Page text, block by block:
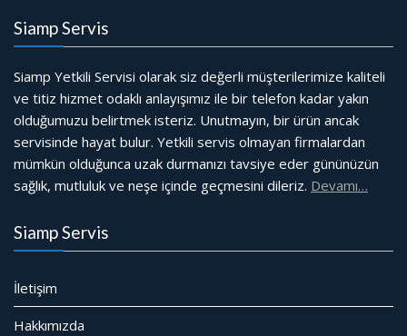
Siamp Servis
Siamp Yetkili Servisi olarak siz değerli müşterilerimize kaliteli
ve titiz hizmet odaklı anlayışımız ile bir telefon kadar yakın
olduğumuzu belirtmek isteriz. Unutmayın, bir ürün ancak
servisinde hayat bulur. Yetkili servis olmayan firmalardan
mümkün olduğunca uzak durmanızı tavsiye eder gününüzün
sağlık, mutluluk ve neşe içinde geçmesini dileriz. Devamı…
Siamp Servis
İletişim
Hakkımızda